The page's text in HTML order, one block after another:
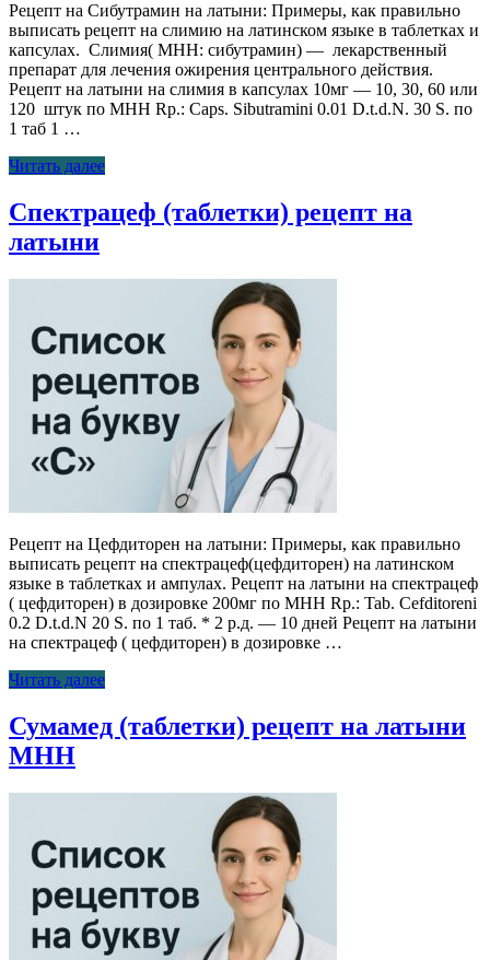
Рецепт на Сибутрамин на латыни: Примеры, как правильно
выписать рецепт на слимию на латинском языке в таблетках и
капсулах. Слимия( МНН: сибутрамин) — лекарственный
препарат для лечения ожирения центрального действия.
Рецепт на латыни на слимия в капсулах 10мг — 10, 30, 60 или
120 штук по МНН Rp.: Caps. Sibutramini 0.01 D.t.d.N. 30 S. по
1 таб 1 …
Читать далее
Спектрацеф (таблетки) рецепт на
латыни
Рецепт на Цефдиторен на латыни: Примеры, как правильно
выписать рецепт на спектрацеф(цефдиторен) на латинском
языке в таблетках и ампулах. Рецепт на латыни на спектрацеф
( цефдиторен) в дозировке 200мг по МНН Rp.: Tab. Cefditoreni
0.2 D.t.d.N 20 S. по 1 таб. * 2 р.д. — 10 дней Рецепт на латыни
на спектрацеф ( цефдиторен) в дозировке …
Читать далее
Сумамед (таблетки) рецепт на латыни
МНН